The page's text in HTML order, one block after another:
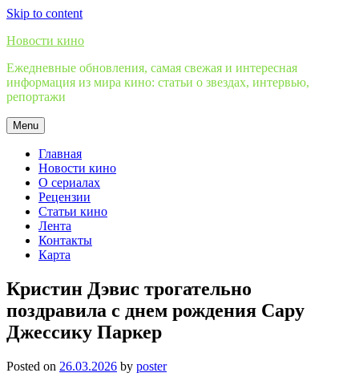
Skip to content
Новости кино
Ежедневные обновления, самая свежая и интересная
информация из мира кино: статьи о звездах, интервью,
репортажи
Menu
Главная
Новости кино
О сериалах
Рецензии
Статьи кино
Лента
Контакты
Карта
Кристин Дэвис трогательно
поздравила с днем рождения Сару
Джессику Паркер
Posted on 26.03.2026 by poster